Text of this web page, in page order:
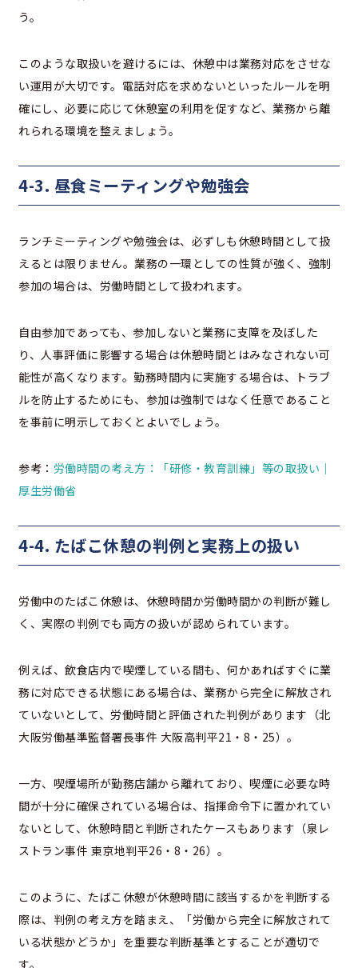
う。
このような取扱いを避けるには、休憩中は業務対応をさせな
い運用が大切です。電話対応を求めないといったルールを明
確にし、必要に応じて休憩室の利用を促すなど、業務から離
れられる環境を整えましょう。
4-3. 昼食ミーティングや勉強会
ランチミーティングや勉強会は、必ずしも休憩時間として扱
えるとは限りません。業務の一環としての性質が強く、強制
参加の場合は、労働時間として扱われます。
自由参加であっても、参加しないと業務に支障を及ぼした
り、人事評価に影響する場合は休憩時間とはみなされない可
能性が高くなります。勤務時間内に実施する場合は、トラブ
ルを防止するためにも、参加は強制ではなく任意であること
を事前に明示しておくとよいでしょう。
参考： 労働時間の考え方：「研修・教育訓練」等の取扱い｜
厚生労働省
4-4. たばこ休憩の判例と実務上の扱い
労働中のたばこ休憩は、休憩時間か労働時間かの判断が難し
く、実際の判例でも両方の扱いが認められています。
例えば、飲食店内で喫煙している間も、何かあればすぐに業
務に対応できる状態にある場合は、業務から完全に解放され
ていないとして、労働時間と評価された判例があります（北
大阪労働基準監督署長事件 大阪高判平21・8・25）。
一方、喫煙場所が勤務店舗から離れており、喫煙に必要な時
間が十分に確保されている場合は、指揮命令下に置かれてい
ないとして、休憩時間と判断されたケースもあります（泉レ
ストラン事件 東京地判平26・8・26）。
このように、たばこ休憩が休憩時間に該当するかを判断する
際は、判例の考え方を踏まえ、「労働から完全に解放されて
いる状態かどうか」を重要な判断基準とすることが適切で
す。